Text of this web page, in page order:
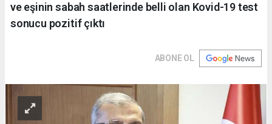
ve eşinin sabah saatlerinde belli olan Kovid-19 test
sonucu pozitif çıktı
ABONE OL